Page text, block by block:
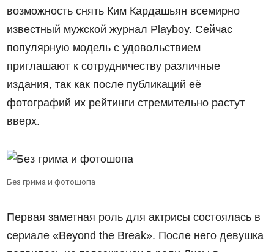
возможность снять Ким Кардашьян всемирно
известный мужской журнал Playboy. Сейчас
популярную модель с удовольствием
приглашают к сотрудничеству различные
издания, так как после публикаций её
фотографий их рейтинги стремительно растут
вверх.
Без грима и фотошопа
Первая заметная роль для актрисы состоялась в
сериале «Beyond the Break». После него девушка